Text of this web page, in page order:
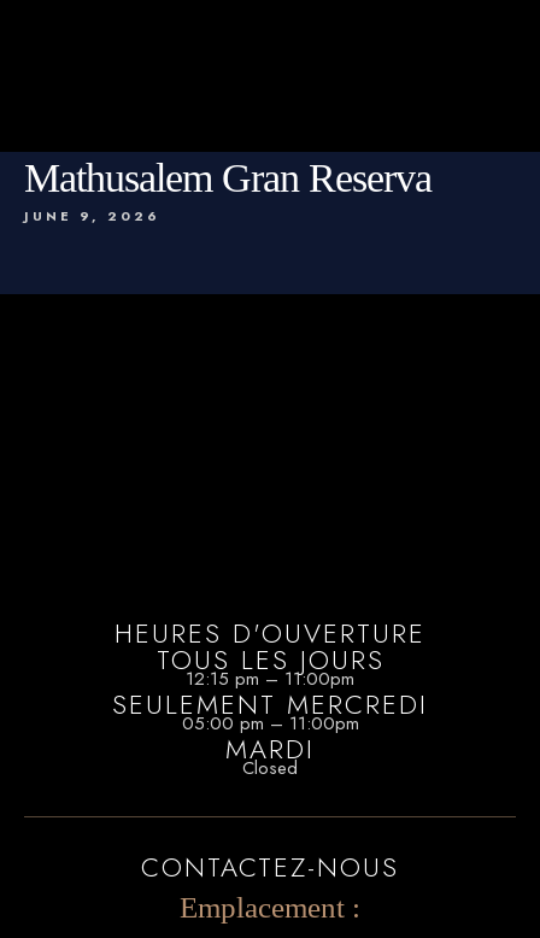
Mathusalem Gran Reserva
JUNE 9, 2026
HEURES D'OUVERTURE
TOUS LES JOURS
12:15 pm – 11:00pm
SEULEMENT MERCREDI
05:00 pm – 11:00pm
MARDI
Closed
CONTACTEZ-NOUS
Emplacement :